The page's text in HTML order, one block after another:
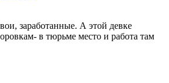
заработанные. А этой девке
в тюрьме место и работа там